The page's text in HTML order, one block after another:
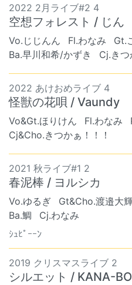
2022 2月ライブ#2 4
空想フォレスト / じん
Vo.じじんん Fl.わなみ Gt.
Ba.早川和希/かずき
Cj.きつ
2022 あけおめライブ 4
怪獣の花唄 / Vaundy
Vo&Gt.ほりけん Fl.わなみ
Cj&Cho.きつかぁ！！！
2021 秋ライブ#1 2
春泥棒 / ヨルシカ
Vo.ゆるぎ Gt&Cho.渡邉大
Ba.鯛
Cj.わなみ
ｼｭﾋﾟｰｰﾝ
2019 クリスマスライブ 2
シルエット / KANA-